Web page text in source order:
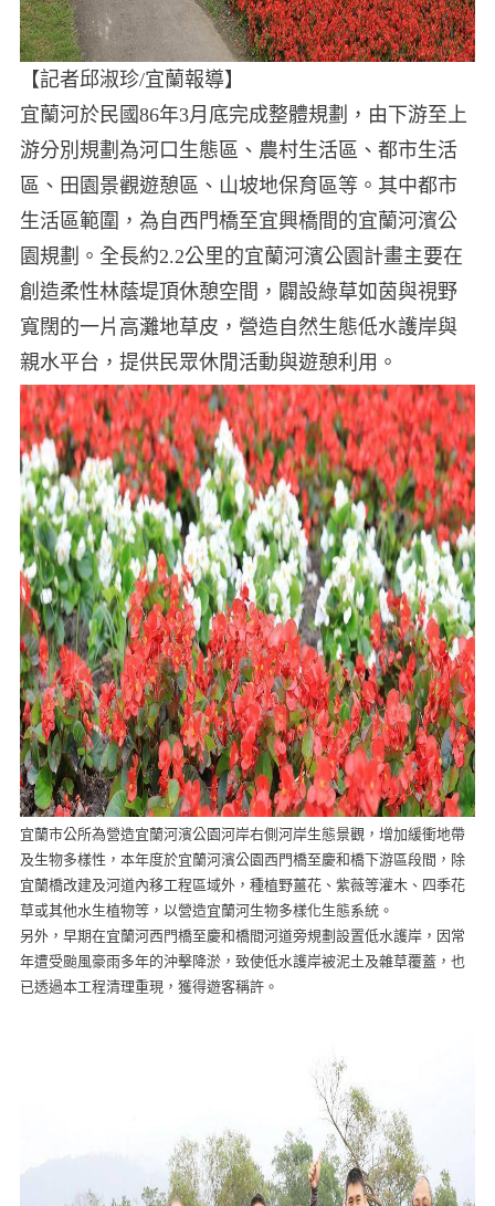
【記者邱淑珍/宜蘭報導】
宜蘭河於民國86年3月底完成整體規劃，由下游至上
游分別規劃為河口生態區、農村生活區、都市生活
區、田園景觀遊憩區、山坡地保育區等。其中都市
生活區範圍，為自西門橋至宜興橋間的宜蘭河濱公
園規劃。全長約2.2公里的宜蘭河濱公園計畫主要在
創造柔性林蔭堤頂休憩空間，闢設綠草如茵與視野
寬闊的一片高灘地草皮，營造自然生態低水護岸與
親水平台，提供民眾休閒活動與遊憩利用。
宜蘭市公所為營造宜蘭河濱公園河岸右側河岸生態景觀，增加緩衝地帶
及生物多樣性，本年度於宜蘭河濱公園西門橋至慶和橋下游區段間，除
宜蘭橋改建及河道內移工程區域外，種植野薑花、紫薇等灌木、四季花
草或其他水生植物等，以營造宜蘭河生物多樣化生態系統。
另外，早期在宜蘭河西門橋至慶和橋間河道旁規劃設置低水護岸，因常
年遭受颱風豪雨多年的沖擊降淤，致使低水護岸被泥土及雜草覆蓋，也
已透過本工程清理重現，獲得遊客稱許。